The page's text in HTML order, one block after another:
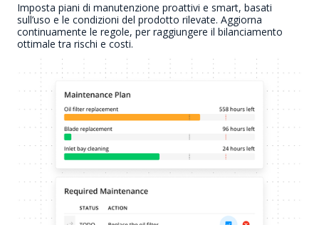
Imposta piani di manutenzione proattivi e smart, basati
sull’uso e le condizioni del prodotto rilevate. Aggiorna
continuamente le regole, per raggiungere il bilanciamento
ottimale tra rischi e costi.